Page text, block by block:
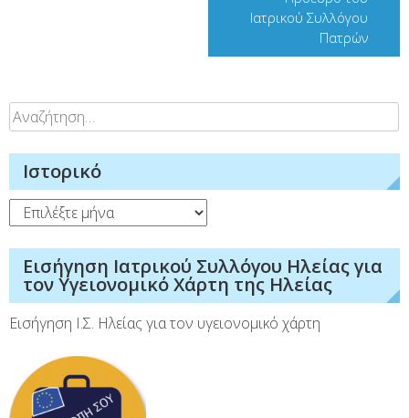
Ιατρικού Συλλόγου
Πατρών
Αναζήτηση
για:
Ιστορικό
Ιστορικό
Εισήγηση Ιατρικού Συλλόγου Ηλείας για
τον Υγειονομικό Χάρτη της Ηλείας
Εισήγηση Ι.Σ. Ηλείας για τον υγειονομικό χάρτη